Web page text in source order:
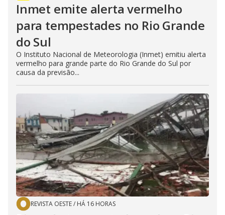
Inmet emite alerta vermelho
para tempestades no Rio Grande
do Sul
O Instituto Nacional de Meteorologia (Inmet) emitiu alerta
vermelho para grande parte do Rio Grande do Sul por
causa da previsão...
REVISTA OESTE/ HÁ 16 HORAS